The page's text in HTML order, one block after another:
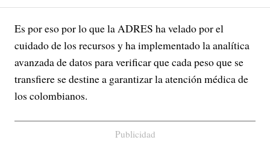
Es por eso por lo que la ADRES ha velado por el
cuidado de los recursos y ha implementado la analítica
avanzada de datos para verificar que cada peso que se
transfiere se destine a garantizar la atención médica de
los colombianos.
Publicidad